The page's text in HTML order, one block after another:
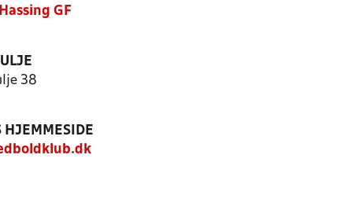
GF
38
HJEMMESIDE